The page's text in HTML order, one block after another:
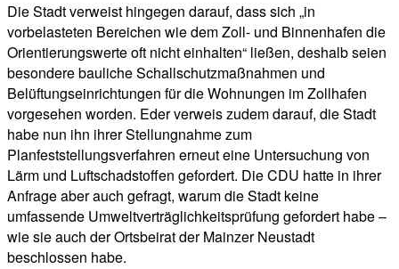
Die Stadt verweist hingegen darauf, dass sich „in
vorbelasteten Bereichen wie dem Zoll- und Binnenhafen die
Orientierungswerte oft nicht einhalten“ ließen, deshalb seien
besondere bauliche Schallschutzmaßnahmen und
Belüftungseinrichtungen für die Wohnungen im Zollhafen
vorgesehen worden. Eder verweis zudem darauf, die Stadt
habe nun ihn ihrer Stellungnahme zum
Planfeststellungsverfahren erneut eine Untersuchung von
Lärm und Luftschadstoffen gefordert. Die CDU hatte in ihrer
Anfrage aber auch gefragt, warum die Stadt keine
umfassende Umweltverträglichkeitsprüfung gefordert habe –
wie sie auch der Ortsbeirat der Mainzer Neustadt
beschlossen habe.